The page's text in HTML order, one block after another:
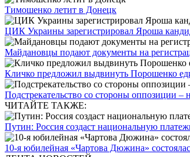
Тимошенко летит в Донецк
ЦИК Украины зарегистрировал Яроша
Майдановцы подают документы на
Кличко предложил выдвинуть Порошенко
Подстрекательство со стороны оппозиции –
ЧИТАЙТЕ ТАКЖЕ:
Путин: Россия создаст национальную
10-я юбилейная «Чартова Дюжина»